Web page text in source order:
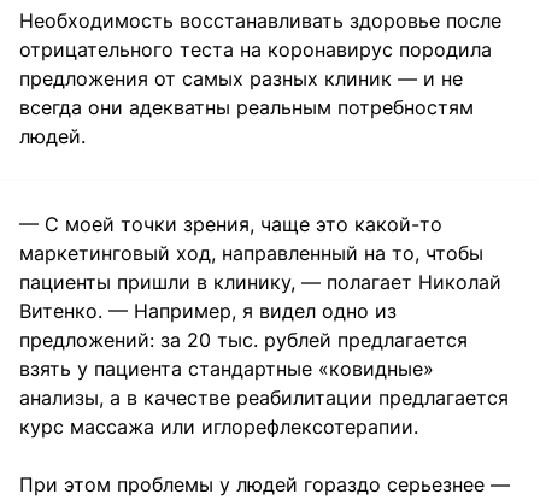
Необходимость восстанавливать здоровье после
отрицательного теста на коронавирус породила
предложения от самых разных клиник — и не
всегда они адекватны реальным потребностям
людей.
— С моей точки зрения, чаще это какой-то
маркетинговый ход, направленный на то, чтобы
пациенты пришли в клинику, — полагает Николай
Витенко. — Например, я видел одно из
предложений: за 20 тыс. рублей предлагается
взять у пациента стандартные «ковидные»
анализы, а в качестве реабилитации предлагается
курс массажа или иглорефлексотерапии.
При этом проблемы у людей гораздо серьезнее —